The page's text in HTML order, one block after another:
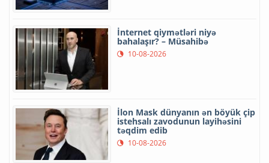
İnternet qiymətləri niyə
bahalaşır? – Müsahibə
10-08-2026
İlon Mask dünyanın ən böyük çip
istehsalı zavodunun layihəsini
təqdim edib
10-08-2026